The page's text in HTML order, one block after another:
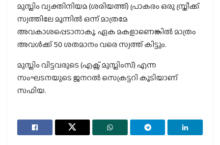
മുസ്ലിം വ്യക്തിനിയമ (ശരിയത്ത്) പ്രാകരം ഒരു സ്ത്രീക്ക്
സ്വത്തിലേ മൂന്നില്‍ ഒന്ന് മാത്രമേ
അവകാശപ്പെടാനാകൂ. ഏക മകളാണെങ്കില്‍ മാത്രം
അവള്‍ക്ക് 50 ശതമാനം വരെ സ്വത്ത് കിട്ടും.
മുസ്ലിം വിട്ടവരുടെ (എക്സ് മുസ്ലിംസ്) എന്ന
സംഘടനയുടെ ജനറല്‍ സെക്രട്ടറി കൂടിയാണ്
സഫിയ.